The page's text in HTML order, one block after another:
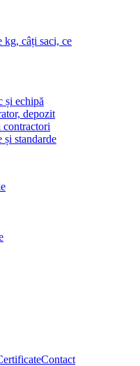
kg, câți saci, ce
și echipă
depozit
și standarde
Contact